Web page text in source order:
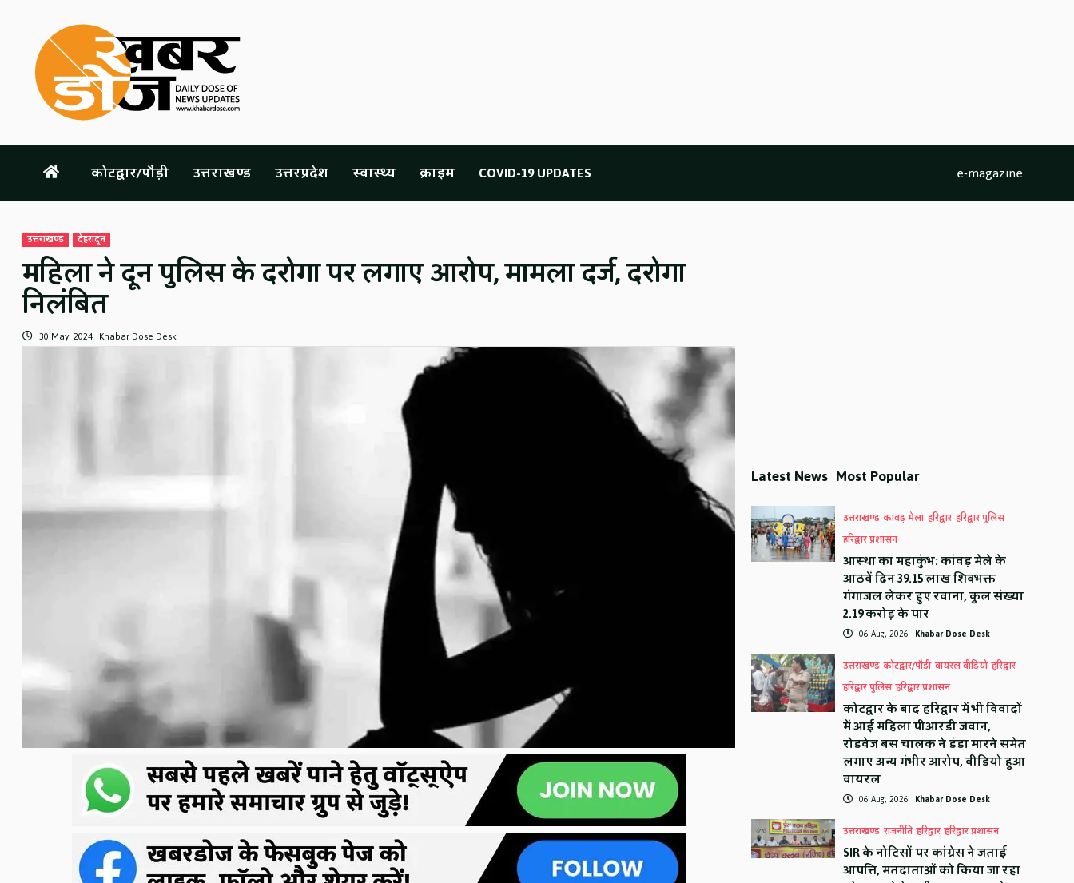
content
कोटद्वार/पौड़ी उत्तराखण्ड उत्तरप्रदेश स्वास्थ्य क्राइम COVID-19 UPDATES e-magazine
उत्तराखण्ड देहरादून
महिला ने दून पुलिस के दरोगा पर लगाए आरोप, मामला दर्ज, दरोगा
निलंबित
30 May, 2024 Khabar Dose Desk
Latest News Most Popular
उत्तराखण्ड कावड़ मेला हरिद्वार हरिद्वार पुलिस
हरिद्वार प्रशासन
आस्था का महाकुंभ: कांवड़ मेले के
आठवें दिन 39.15 लाख शिवभक्त
गंगाजल लेकर हुए रवाना, कुल संख्या
2.19 करोड़ के पार
06 Aug, 2026 Khabar Dose Desk
उत्तराखण्ड कोटद्वार/पौड़ी वायरल वीडियो हरिद्वार
हरिद्वार पुलिस हरिद्वार प्रशासन
कोटद्वार के बाद हरिद्वार में भी विवादों
में आई महिला पीआरडी जवान,
रोडवेज बस चालक ने डंडा मारने समेत
लगाए अन्य गंभीर आरोप, वीडियो हुआ
वायरल
06 Aug, 2026 Khabar Dose Desk
उत्तराखण्ड राजनीति हरिद्वार हरिद्वार प्रशासन
SIR के नोटिसों पर कांग्रेस ने जताई
आपत्ति, मतदाताओं को किया जा रहा